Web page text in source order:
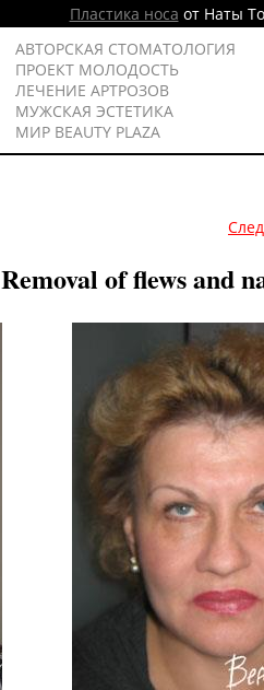
Пластика носа от Наты
АВТОРСКАЯ СТОМАТОЛОГИЯ
ПРОЕКТ МОЛОДОСТЬ
ЛЕЧЕНИЕ АРТРОЗОВ
МУЖСКАЯ ЭСТЕТИКА
МИР BEAUTY PLAZA
Removal of flews and